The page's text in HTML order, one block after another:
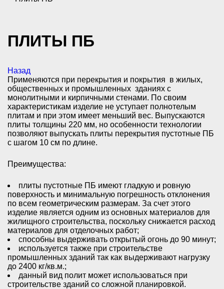
ПЛИТЫ ПБ
Назад
Применяются при перекрытия и покрытия в жилых,
общественных и промышленных зданиях с
монолитными и кирпичными стенами. По своим
характеристикам изделие не уступает полнотелым
плитам и при этом имеет меньший вес. Выпускаются
плиты толщины 220 мм, но особенности технологии
позволяют выпускать плиты перекрытия пустотные ПБ
с шагом 10 см по длине.
Преимущества:
плиты пустотные ПБ имеют гладкую и ровную
поверхность и минимальную погрешность отклонения
по всем геометрическим размерам. За счет этого
изделие является одним из основных материалов для
жилищного строительства, поскольку снижается расход
материалов для отделочных работ;
способны выдерживать открытый огонь до 90 минут;
используется также при строительстве
промышленных зданий так как выдерживают нагрузку
до 2400 кг/кв.м.;
данный вид полит может использоваться при
строительстве зданий со сложной планировкой.